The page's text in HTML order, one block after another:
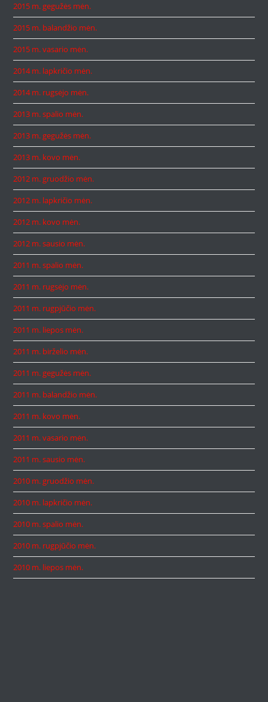
2015 m. gegužės mėn.
2015 m. balandžio mėn.
2015 m. vasario mėn.
2014 m. lapkričio mėn.
2014 m. rugsėjo mėn.
2013 m. spalio mėn.
2013 m. gegužės mėn.
2013 m. kovo mėn.
2012 m. gruodžio mėn.
2012 m. lapkričio mėn.
2012 m. kovo mėn.
2012 m. sausio mėn.
2011 m. spalio mėn.
2011 m. rugsėjo mėn.
2011 m. rugpjūčio mėn.
2011 m. liepos mėn.
2011 m. birželio mėn.
2011 m. gegužės mėn.
2011 m. balandžio mėn.
2011 m. kovo mėn.
2011 m. vasario mėn.
2011 m. sausio mėn.
2010 m. gruodžio mėn.
2010 m. lapkričio mėn.
2010 m. spalio mėn.
2010 m. rugpjūčio mėn.
2010 m. liepos mėn.